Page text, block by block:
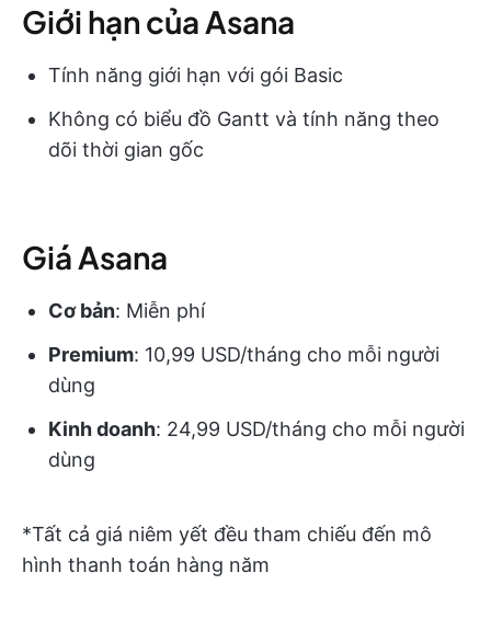
Giới hạn của Asana
Tính năng giới hạn với gói Basic
Không có biểu đồ Gantt và tính năng theo
dõi thời gian gốc
Giá Asana
Cơ bản: Miễn phí
Premium: 10,99 USD/tháng cho mỗi người
dùng
Kinh doanh: 24,99 USD/tháng cho mỗi người
dùng
*Tất cả giá niêm yết đều tham chiếu đến mô
hình thanh toán hàng năm